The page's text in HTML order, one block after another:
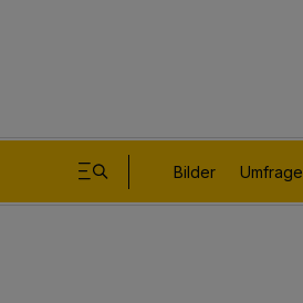
Bilder Umfrage